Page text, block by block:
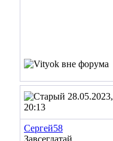
28.05.2023,
20:13
Сергей58
Завсегдатай